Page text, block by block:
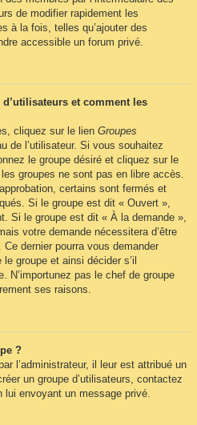
de modifier rapidement les
à la fois, telles qu’ajouter des
accessible un forum privé.
et comment les
cliquez sur le lien Groupes
de l’utilisateur. Si vous souhaitez
le groupe désiré et cliquez sur le
groupes ne sont pas en libre accès.
certains sont fermés et
Si le groupe est dit « Ouvert »,
Si le groupe est dit « À la demande »,
votre demande nécessitera d’être
dernier pourra vous demander
groupe et ainsi décider s’il
N’importunez pas le chef de groupe
ses raisons.
?
l’administrateur, il leur est attribué un
un groupe d’utilisateurs, contactez
lui envoyant un message privé.